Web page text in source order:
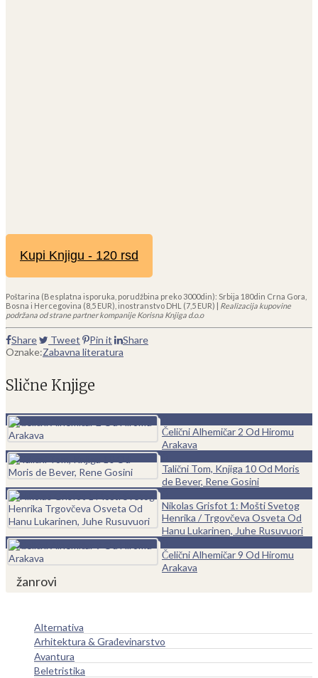
Kupi Knjigu - 120 rsd
Poštarina (Besplatna isporuka, porudžbina preko 3000din): Srbija 180din Crna Gora,
Bosna i Hercegovina (8,5 EUR), inostranstvo DHL (7,5 EUR) | Realizacija kupovine
podržana od strane partner kompanije Korisna Knjiga d.o.o
Share Tweet Pin it
Share
Oznake:Zabavna literatura
Slične Knjige
Čelični Alhemičar 2 Od Hiromu
Arakava
Talični Tom, Knjiga 10 Od Moris
de Bever, Rene Gosini
Nikolas Grisfot 1: Mošti Svetog
Henrika / Trgovčeva Osveta Od
Hanu Lukarinen, Juhe Rusuvuori
Čelični Alhemičar 9 Od Hiromu
Arakava
žanrovi
Alternativa
Arhitektura & Građevinarstvo
Avantura
Beletristika